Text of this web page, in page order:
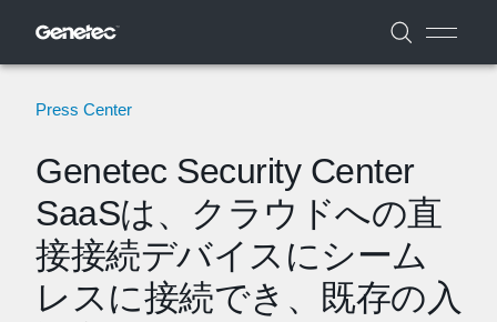
Press Center
Genetec Security Center
SaaSは、クラウドへの直
接接続デバイスにシーム
レスに接続でき、既存の入